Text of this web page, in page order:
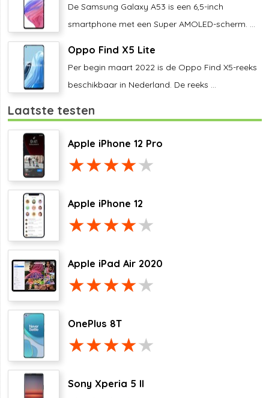
De Samsung Galaxy A53 is een 6,5-inch
smartphone met een Super AMOLED-scherm. ...
Oppo Find X5 Lite
Per begin maart 2022 is de Oppo Find X5-reeks
beschikbaar in Nederland. De reeks ...
Laatste testen
Apple iPhone 12 Pro
Apple iPhone 12
Apple iPad Air 2020
OnePlus 8T
Sony Xperia 5 II